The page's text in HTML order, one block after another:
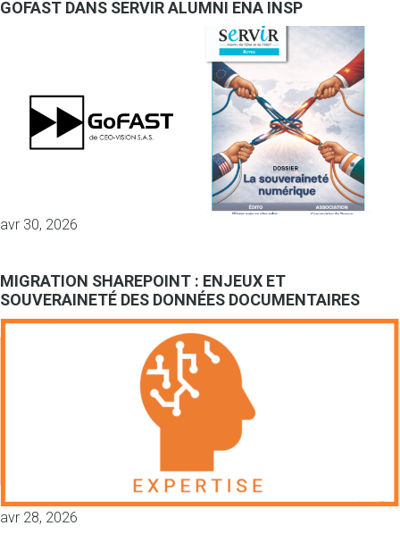
GOFAST DANS SERVIR ALUMNI ENA INSP
avr 30, 2026
MIGRATION SHAREPOINT : ENJEUX ET
SOUVERAINETÉ DES DONNÉES DOCUMENTAIRES
avr 28, 2026